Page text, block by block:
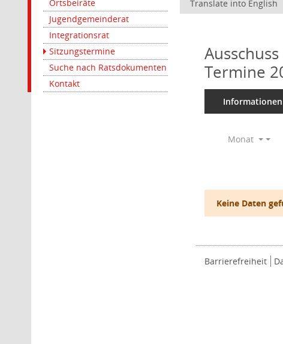
Ortsbeiräte
Jugendgemeinderat
Integrationsrat
Sitzungstermine
Suche nach Ratsdokumenten
Kontakt
Translate into English
Termine
Informationen
Monat
Keine Daten
Barrierefreiheit